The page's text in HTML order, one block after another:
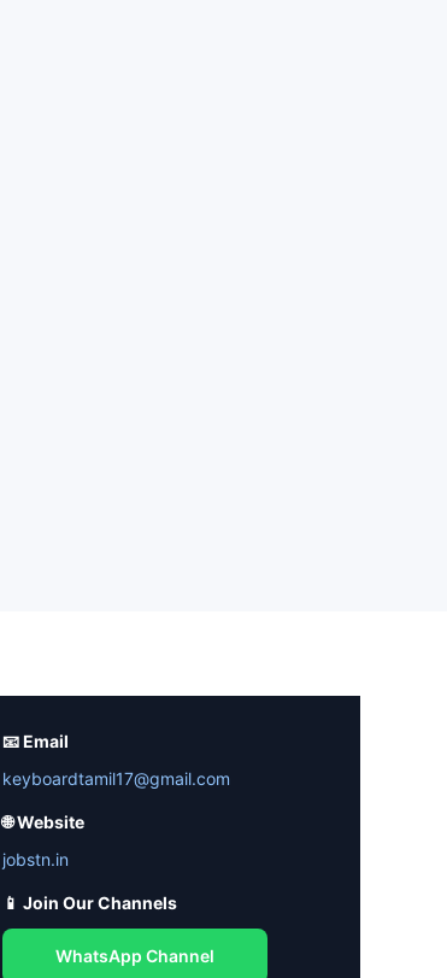
📧 Email
keyboardtamil17@gmail.com
🌐 Website
jobstn.in
📱 Join Our Channels
WhatsApp Channel